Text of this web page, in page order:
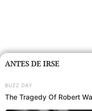
ANTES DE IRSE